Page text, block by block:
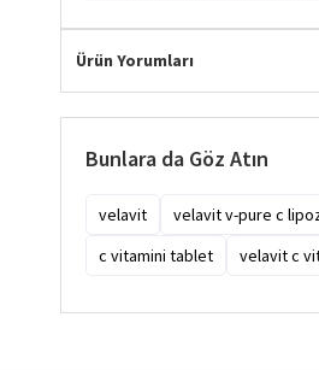
Ürün Yorumları
Bunlara da Göz Atın
velavit velavit v-pure c
c vitamini tablet
velavit c